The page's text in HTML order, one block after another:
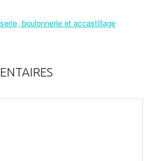
boulonnerie et accastillage